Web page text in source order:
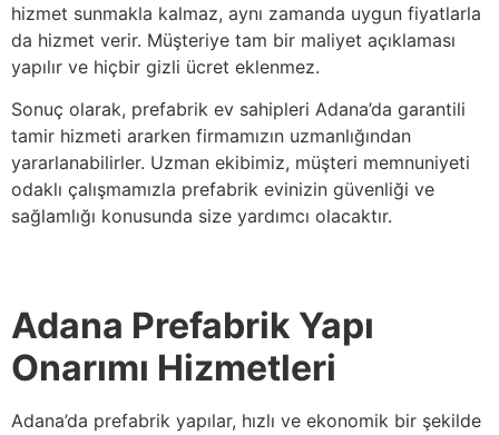
hizmet sunmakla kalmaz, aynı zamanda uygun fiyatlarla
da hizmet verir. Müşteriye tam bir maliyet açıklaması
yapılır ve hiçbir gizli ücret eklenmez.
Sonuç olarak, prefabrik ev sahipleri Adana’da garantili
tamir hizmeti ararken firmamızın uzmanlığından
yararlanabilirler. Uzman ekibimiz, müşteri memnuniyeti
odaklı çalışmamızla prefabrik evinizin güvenliği ve
sağlamlığı konusunda size yardımcı olacaktır.
Adana Prefabrik Yapı
Onarımı Hizmetleri
Adana’da prefabrik yapılar, hızlı ve ekonomik bir şekilde